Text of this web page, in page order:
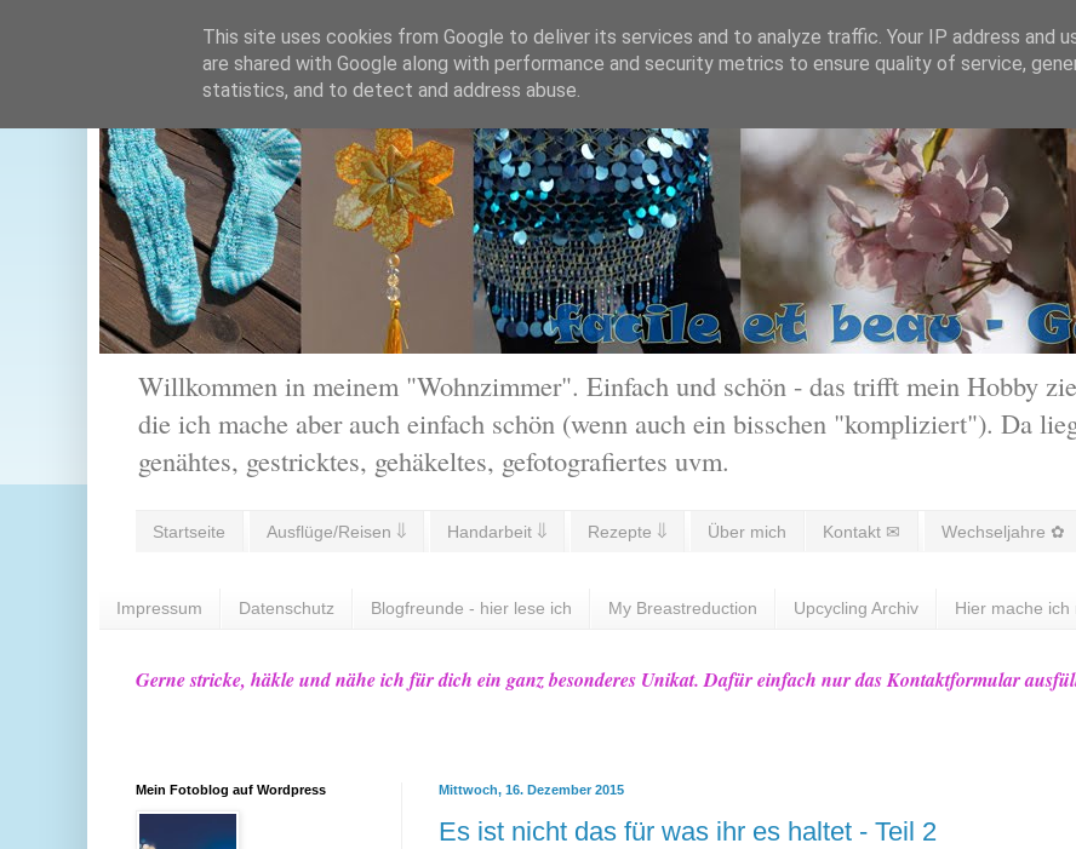
Willkommen in meinem "Wohnzimmer". Einfach und schön - das trifft mein Hobby
die ich mache aber auch einfach schön (wenn auch ein bisschen "kompliziert"). Da
genähtes, gestricktes, gehäkeltes, gefotografiertes uvm.
Startseite Ausflüge/Reisen ⇓ Handarbeit ⇓ Rezepte ⇓ Über mich Kontakt ✉ Wechseljahre ✿
Impressum Datenschutz Blogfreunde - hier lese ich My Breastreduction Upcycling Archiv Hier mache ich
Gerne stricke, häkle und nähe ich für dich ein ganz besonderes Unikat. Dafür einfach nur das Kontaktformular
Mittwoch, 16. Dezember 2015
Es ist nicht das für was ihr es haltet - Teil 2
Mein Fotoblog auf Wordpress
This site uses cookies from Google to deliver its services and to analyze traffic. Your IP address and
are shared with Google along with performance and security metrics to ensure quality of service,
statistics, and to detect and address abuse.